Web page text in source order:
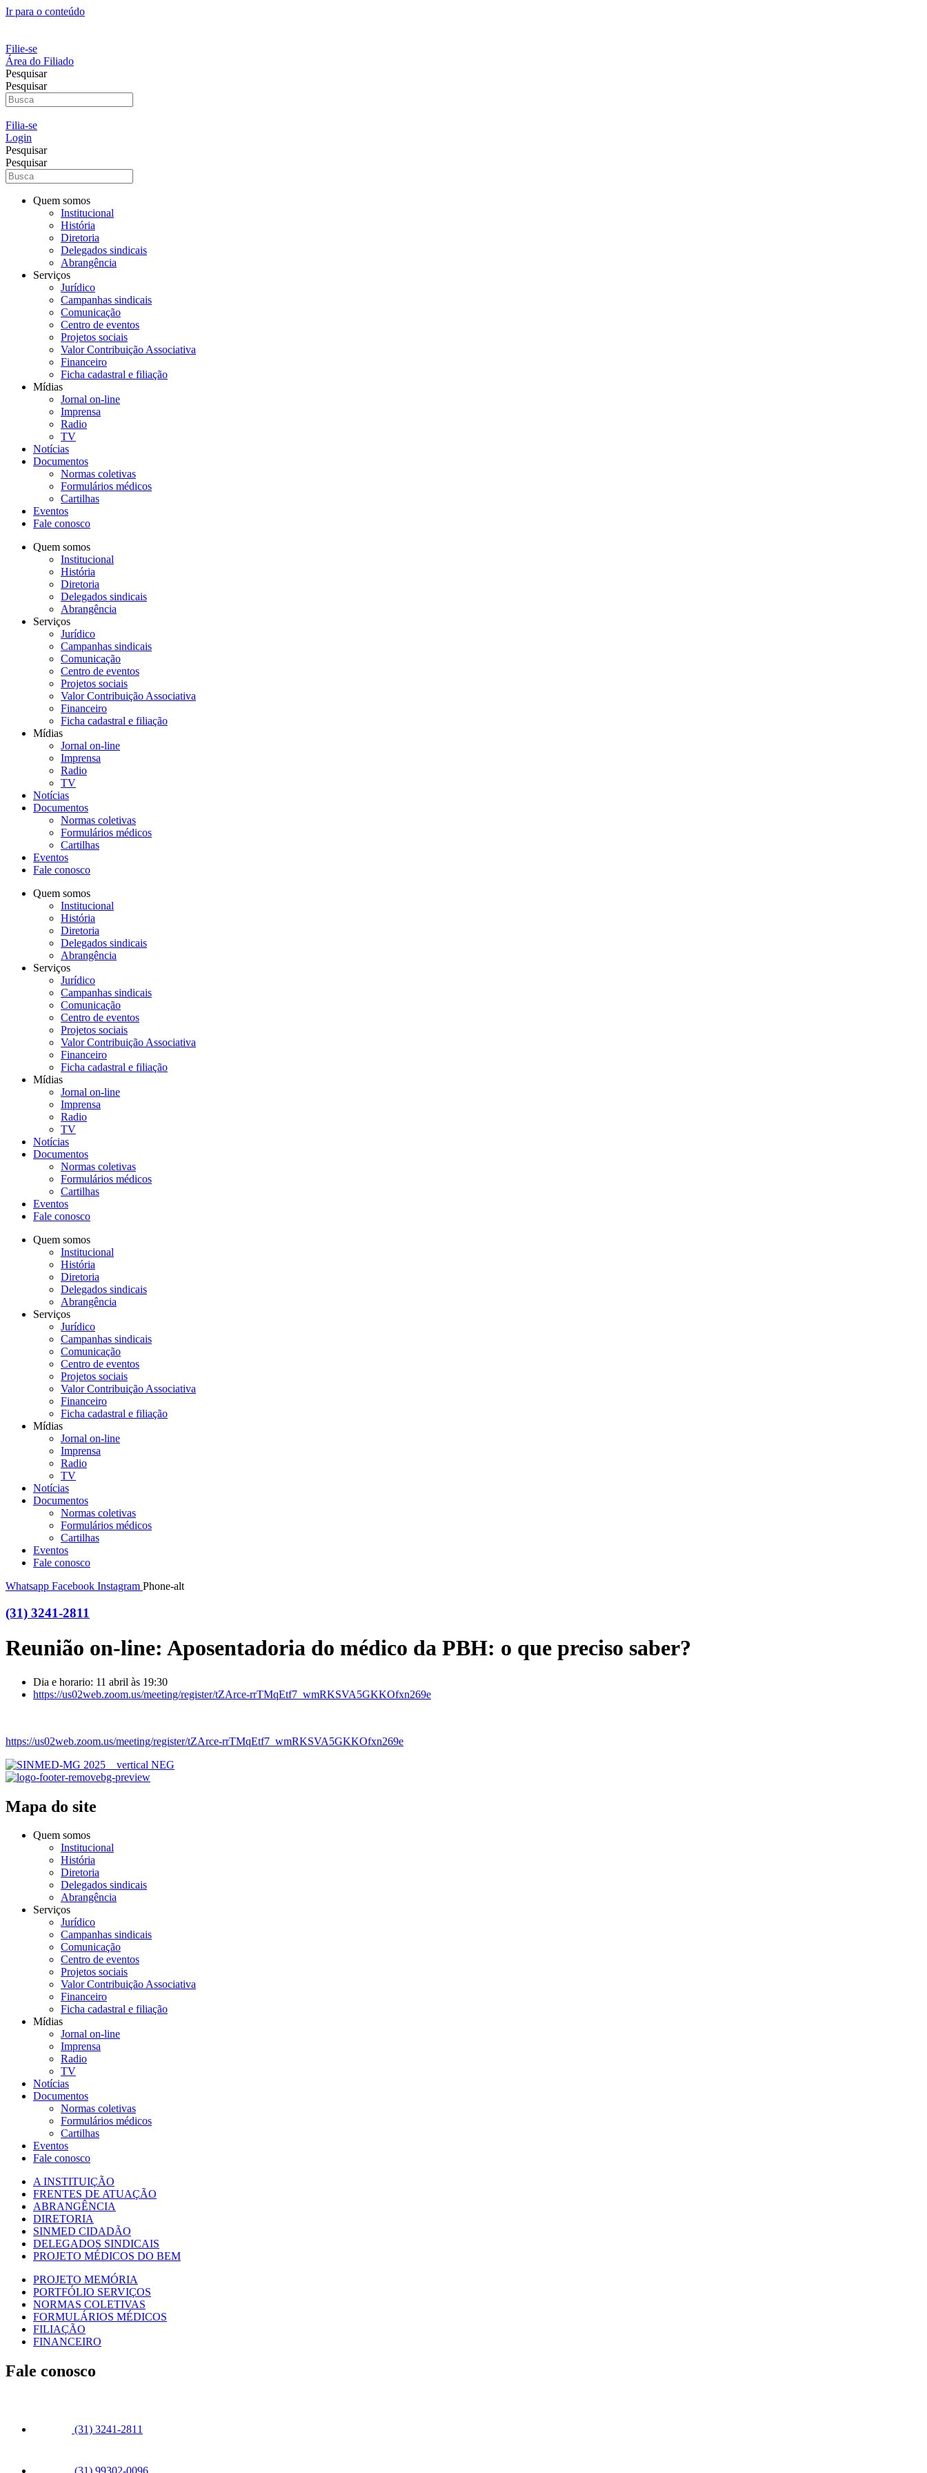
Ir para o conteúdo
Filie-se
Área do Filiado
Pesquisar
Pesquisar
Filia-se
Login
Pesquisar
Pesquisar
Quem somos
Institucional
História
Diretoria
Delegados sindicais
Abrangência
Serviços
Jurídico
Campanhas sindicais
Comunicação
Centro de eventos
Projetos sociais
Valor Contribuição Associativa
Financeiro
Ficha cadastral e filiação
Mídias
Jornal on-line
Imprensa
Radio
TV
Notícias
Documentos
Normas coletivas
Formulários médicos
Cartilhas
Eventos
Fale conosco
Quem somos
Institucional
História
Diretoria
Delegados sindicais
Abrangência
Serviços
Jurídico
Campanhas sindicais
Comunicação
Centro de eventos
Projetos sociais
Valor Contribuição Associativa
Financeiro
Ficha cadastral e filiação
Mídias
Jornal on-line
Imprensa
Radio
TV
Notícias
Documentos
Normas coletivas
Formulários médicos
Cartilhas
Eventos
Fale conosco
Quem somos
Institucional
História
Diretoria
Delegados sindicais
Abrangência
Serviços
Jurídico
Campanhas sindicais
Comunicação
Centro de eventos
Projetos sociais
Valor Contribuição Associativa
Financeiro
Ficha cadastral e filiação
Mídias
Jornal on-line
Imprensa
Radio
TV
Notícias
Documentos
Normas coletivas
Formulários médicos
Cartilhas
Eventos
Fale conosco
Quem somos
Institucional
História
Diretoria
Delegados sindicais
Abrangência
Serviços
Jurídico
Campanhas sindicais
Comunicação
Centro de eventos
Projetos sociais
Valor Contribuição Associativa
Financeiro
Ficha cadastral e filiação
Mídias
Jornal on-line
Imprensa
Radio
TV
Notícias
Documentos
Normas coletivas
Formulários médicos
Cartilhas
Eventos
Fale conosco
Whatsapp Facebook Instagram Phone-alt
(31) 3241-2811
Reunião on-line: Aposentadoria do médico da PBH: o que preciso saber?
Dia e horario: 11 abril às 19:30
https://us02web.zoom.us/meeting/register/tZArce-rrTMqEtf7_wmRKSVA5GKKOfxn269e
https://us02web.zoom.us/meeting/register/tZArce-rrTMqEtf7_wmRKSVA5GKKOfxn269e
Mapa do site
Quem somos
Institucional
História
Diretoria
Delegados sindicais
Abrangência
Serviços
Jurídico
Campanhas sindicais
Comunicação
Centro de eventos
Projetos sociais
Valor Contribuição Associativa
Financeiro
Ficha cadastral e filiação
Mídias
Jornal on-line
Imprensa
Radio
TV
Notícias
Documentos
Normas coletivas
Formulários médicos
Cartilhas
Eventos
Fale conosco
A INSTITUIÇÃO
FRENTES DE ATUAÇÃO
ABRANGÊNCIA
DIRETORIA
SINMED CIDADÃO
DELEGADOS SINDICAIS
PROJETO MÉDICOS DO BEM
PROJETO MEMÓRIA
PORTFÓLIO SERVIÇOS
NORMAS COLETIVAS
FORMULÁRIOS MÉDICOS
FILIAÇÃO
FINANCEIRO
Fale conosco
(31) 3241-2811